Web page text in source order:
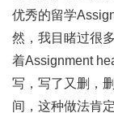
优秀的留学
然，我目睹过很
着Assignment
写，写了又删，
间，这种做法肯